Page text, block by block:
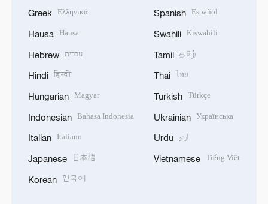
Greek Ελληνικά
Hausa Hausa
Hebrew עברית
Hindi हिन्दी
Hungarian Magyar
Indonesian Bahasa Indonesia
Italian Italiano
Japanese 日本語
Korean 한국어
Spanish Español
Swahili Kiswahili
Tamil தமிழ்
Thai ไทย
Turkish Türkçe
Ukrainian Українська
Urdu اردو
Vietnamese Tiếng Việt